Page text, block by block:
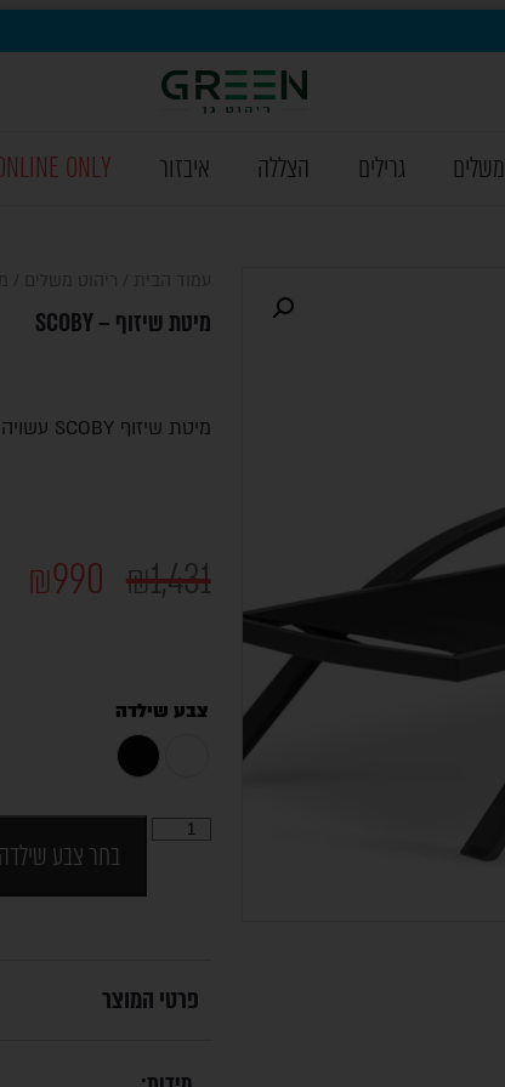
גרילים הצללה איבזור ONLY
עמוד הבית ריהוט משלים
מיטת שיזוף – SCOBY
מיטת שיזוף SCOBY עשויה שלדת אלומיניום בשילוב בד סלינג
₪1,431
₪990
צבע שילדה
בחר צבע שילדה
פרטי המוצר